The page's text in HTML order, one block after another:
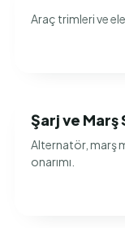
Araç trimleri ve
Şarj ve Marş
Alternatör, marş
onarımı.